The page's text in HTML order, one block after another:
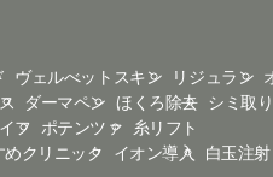
ヴェルべットスキン リジュラン
ダーマペン ほくろ除去 シミ取り
フ ポテンツァ 糸リフト
めクリニック イオン導入
白玉注射